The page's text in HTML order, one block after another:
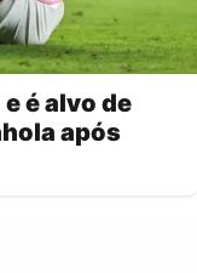
é alvo de
após